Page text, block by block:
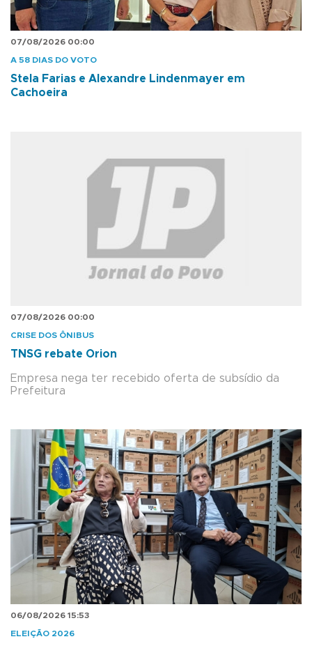
07/08/2026 00:00
A 58 DIAS DO VOTO
Stela Farias e Alexandre Lindenmayer em
Cachoeira
07/08/2026 00:00
CRISE DOS ÔNIBUS
TNSG rebate Orion
Empresa nega ter recebido oferta de subsídio da
Prefeitura
06/08/2026 15:53
ELEIÇÃO 2026